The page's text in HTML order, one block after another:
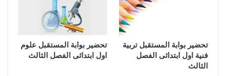
تحضير بوابة المستقبل تربية
فنية اول ابتدائى الفصل
الثالث
تحضير بوابة المستقبل علوم
اول ابتدائى الفصل الثالث